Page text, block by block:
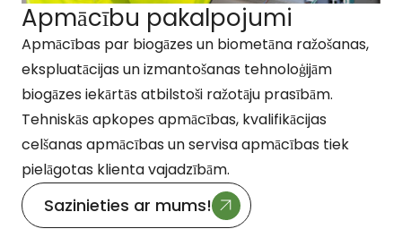
Apmācību pakalpojumi
Apmācības par biogāzes un biometāna ražošanas,
ekspluatācijas un izmantošanas tehnoloģijām
biogāzes iekārtās atbilstoši ražotāju prasībām.
Tehniskās apkopes apmācības, kvalifikācijas
celšanas apmācības un servisa apmācības tiek
pielāgotas klienta vajadzībām.
Sazinieties ar mums!